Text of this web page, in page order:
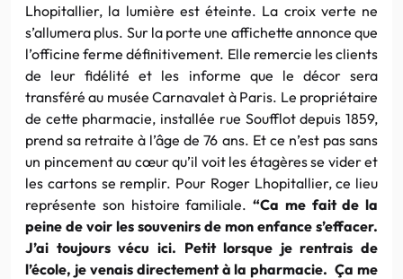
Lhopitallier, la lumière est éteinte. La croix verte ne
s’allumera plus. Sur la porte une affichette annonce que
l’officine ferme définitivement. Elle remercie les clients
de leur fidélité et les informe que le décor sera
transféré au musée Carnavalet à Paris. Le propriétaire
de cette pharmacie, installée rue Soufflot depuis 1859,
prend sa retraite à l’âge de 76 ans. Et ce n’est pas sans
un pincement au cœur qu’il voit les étagères se vider et
les cartons se remplir. Pour Roger Lhopitallier, ce lieu
représente son histoire familiale. “Ca me fait de la
peine de voir les souvenirs de mon enfance s’effacer.
J’ai toujours vécu ici. Petit lorsque je rentrais de
l’école, je venais directement à la pharmacie. Ça me